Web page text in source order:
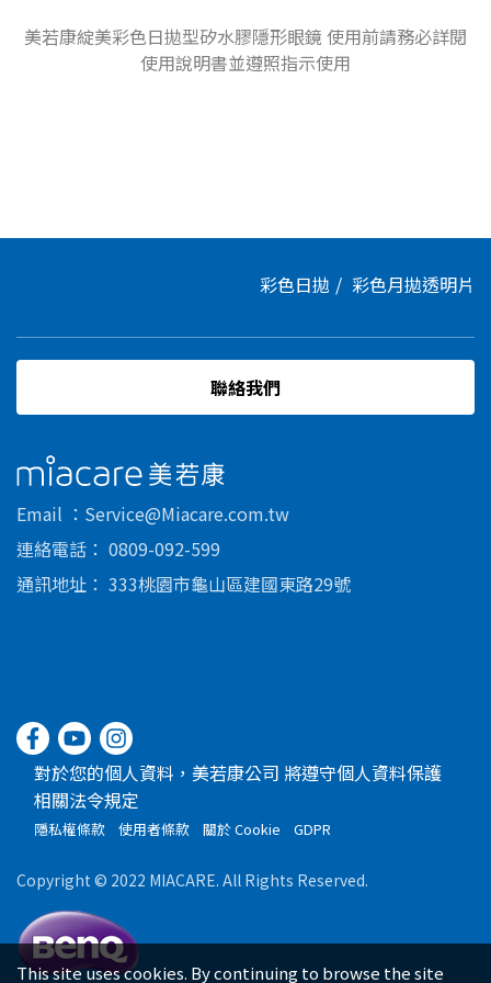
美若康綻美彩色日拋型矽水膠隱形眼鏡 使用前請務必詳閱
使用說明書並遵照指示使用
彩色日拋 彩色月拋透明片
美若康
Email
Service@Miacare.com.tw
連絡電話
0809-092-599
通訊地址
333桃園市龜山區建國東路29號
聯絡我們
對於您的個人資料，美若康公司 將遵守個人資料保護
相關法令規定
隱私權條款 使用者條款 關於 Cookie GDPR
Copyright © 2022 MIACARE. All Rights Reserved.
This site uses cookies. By continuing to browse the site